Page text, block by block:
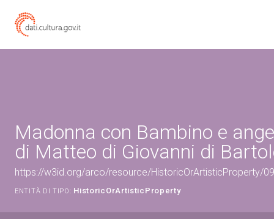
Madonna con Bambino e
di Matteo di Giovanni di
https://w3id.org/arco/resource/HistoricOrArtisticProperty/
ENTITÀ DI TIPO: HistoricOrArtisticProperty